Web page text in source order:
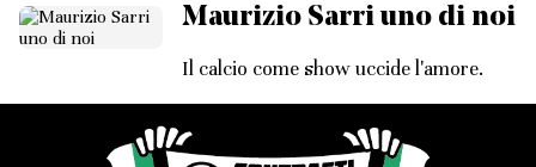
Maurizio Sarri uno di noi
Il calcio come show uccide l'amore.